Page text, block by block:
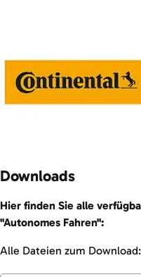
Downloads
Hier finden Sie alle
"Autonomes Fahren":
Alle Dateien zum Download: